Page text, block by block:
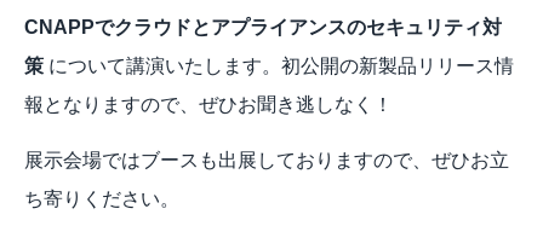
CNAPPでクラウドとアプライアンスのセキュリティ対
策 について講演いたします。初公開の新製品リリース情
報となりますので、ぜひお聞き逃しなく！
展示会場ではブースも出展しておりますので、ぜひお立
ち寄りください。